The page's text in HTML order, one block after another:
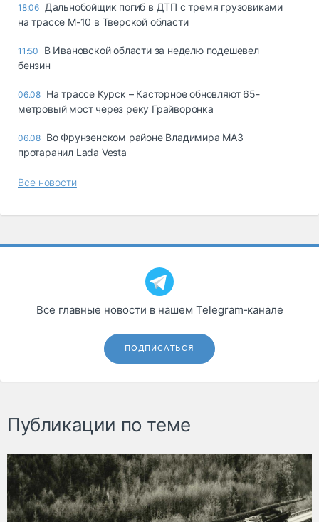
18:06 Дальнобойщик погиб в ДТП с тремя грузовиками
на трассе М-10 в Тверской области
11:50
В Ивановской области за неделю подешевел
бензин
06.08 На трассе Курск – Касторное обновляют 65-
метровый мост через реку Грайворонка
06.08 Во Фрунзенском районе Владимира МАЗ
протаранил Lada Vesta
Все новости
Все главные новости в нашем Telegram‑канале
ПОДПИСАТЬСЯ
Публикации по теме